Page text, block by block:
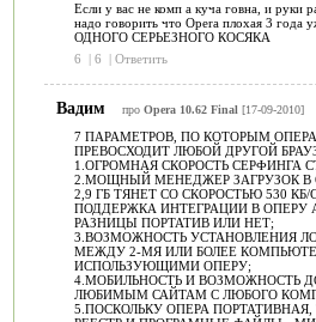
Если у вас не комп а куча говна, и руки
надо говорить что Opera плохая 3 года
ОДНОГО СEРЬЕЗНОГО КОСЯКА
6
| 6 | Ответить
Вадим про Opera 10.62 Final [17-09-2010]
7 ПАРАМЕТРОВ, ПО КОТОРЫМ ОПЕРА
ПРЕВОСХОДИТ ЛЮБОЙ ДРУГОЙ
1.ОГРОМНАЯ СКОРОСТЬ СЕРФИНГА
2.МОЩНЫЙ МЕНЕДЖЕР ЗАГРУЗОК В
2,9 ГБ ТЯНЕТ СО СКОРОСТЬЮ 530
ПОДДЕРЖКА ИНТЕГРАЦИИ В ОПЕРУ
РАЗНИЦЫ ПОРТАТИВ ИЛИ НЕТ;
3.ВОЗМОЖНОСТЬ УСТАНОВЛЕНИЯ
МЕЖДУ 2-МЯ ИЛИ БОЛЕЕ
ИСПОЛЬЗУЮЩИМИ ОПЕРУ;
4.МОБИЛЬНОСТЬ И ВОЗМОЖНОСТЬ
ЛЮБИМЫМ САЙТАМ С ЛЮБОГО
5.ПОСКОЛЬКУ ОПЕРА